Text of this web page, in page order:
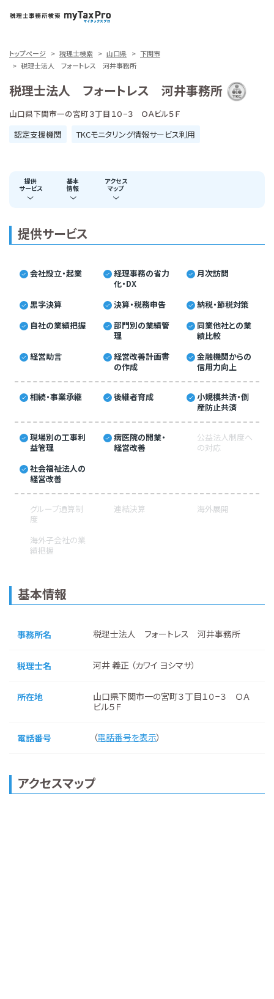
トップページ 税理士検索 山口県
下関市
税理士法人 フォートレス 河井事務所
税理士法人 フォートレス 河井事務所
山口県下関市一の宮町３丁目１０−３ ＯＡビル５Ｆ
認定支援機関
TKCモニタリング情報サービス利用
提供
サービス
基本
情報
アクセス
マップ
提供サービス
会社設立・起業
経理事務の省力
化・DX
月次訪問
黒字決算 決算・税務申告
納税・節税対策
自社の業績把握
部門別の業績管
理
同業他社との業
績比較
経営助言
経営改善計画書
の作成
金融機関からの
信用力向上
相続・事業承継 後継者育成
小規模共済・倒
産防止共済
現場別の工事利
益管理
病医院の開業・
経営改善
公益法人制度へ
の対応
社会福祉法人の
経営改善
グループ通算制
度
連結決算 海外展開
海外子会社の業
績把握
基本情報
事務所名 税理士法人 フォートレス 河井事務所
税理士名 河井 義正 （カワイ ヨシマサ）
所在地
山口県下関市一の宮町３丁目１０−３ ＯＡ
ビル５Ｆ
電話番号 （電話番号を表示）
アクセスマップ